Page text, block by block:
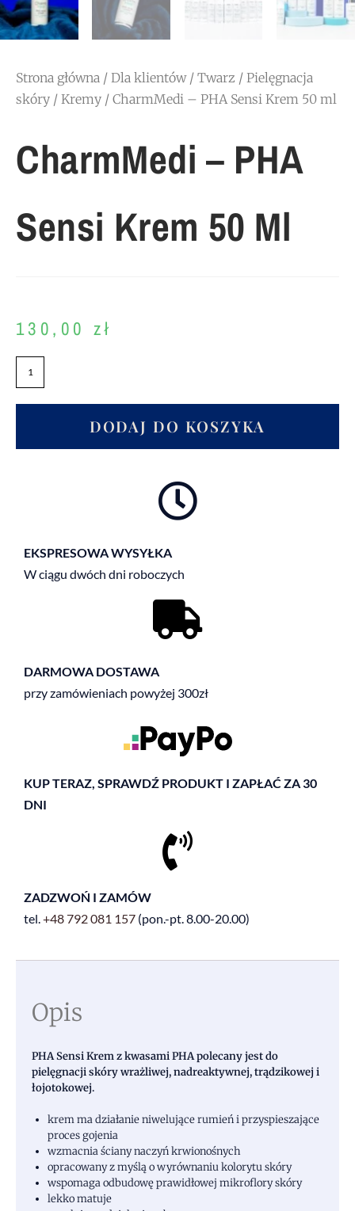
Strona główna / Dla klientów/ Twarz / Pielęgnacja
skóry / Kremy / CharmMedi – PHA Sensi Krem 50 ml
CharmMedi – PHA
Sensi Krem 50 Ml
130,00 zł
DODAJ DO KOSZYKA
EKSPRESOWA WYSYŁKA
W ciągu dwóch dni roboczych
DARMOWA DOSTAWA
przy zamówieniach powyżej 300zł
KUP TERAZ, SPRAWDŹ PRODUKT I ZAPŁAĆ ZA 30
DNI
ZADZWOŃ I ZAMÓW
tel. +48792 081 157 (pon.-pt. 8.00-20.00)
Opis
PHA Sensi Krem z kwasami PHA polecany jest do
pielęgnacji skóry wrażliwej, nadreaktywnej, trądzikowej i
łojotokowej.
krem ma działanie niwelujące rumień i przyspieszające
proces gojenia
wzmacnia ściany naczyń krwionośnych
opracowany z myślą o wyrównaniu kolorytu skóry
wspomaga odbudowę prawidłowej mikroflory skóry
lekko matuje